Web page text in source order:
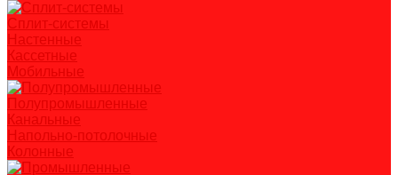
Сплит-системы
Настенные
Кассетные
Мобильные
Полупромышленные
Канальные
Напольно-потолочные
Колонные